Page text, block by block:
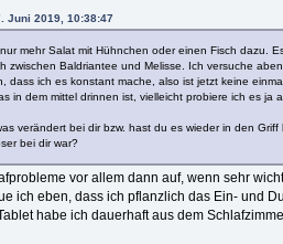
Juni 2019, 10:38:47
mehr Salat mit Hühnchen oder einen Fisch dazu.
zwischen Baldriantee und Melisse. Ich versuche
dass ich es konstant mache, also ist jetzt keine
in dem mittel drinnen ist, vielleicht probiere ich es ja
verändert bei dir bzw. hast du es wieder in den Griff
bei dir war?
vor allem dann auf, wenn sehr
ich eben, dass ich pflanzlich das Ein- und
habe ich dauerhaft aus dem